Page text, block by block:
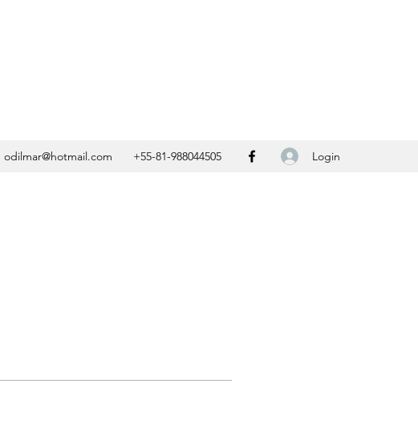
odilmar@hotmail.com +55-81-988044505 Login